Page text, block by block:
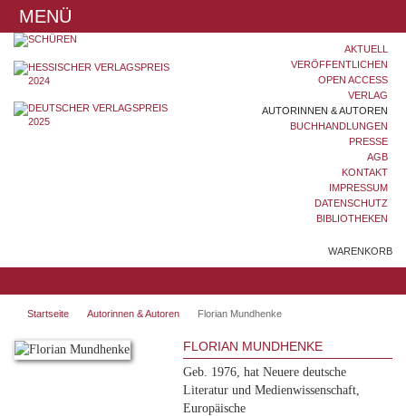
MENÜ
AKTUELL
VERÖFFENTLICHEN
OPEN ACCESS
VERLAG
AUTORINNEN & AUTOREN
BUCHHANDLUNGEN
PRESSE
AGB
KONTAKT
IMPRESSUM
DATENSCHUTZ
BIBLIOTHEKEN
WARENKORB
Startseite Autorinnen & Autoren Florian Mundhenke
FLORIAN MUNDHENKE
Geb. 1976, hat Neuere deutsche
Literatur und Medienwissenschaft,
Europäische